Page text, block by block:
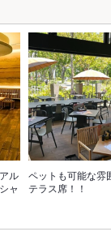
ル
ャ
ペットも可能な雰
テラス席！！